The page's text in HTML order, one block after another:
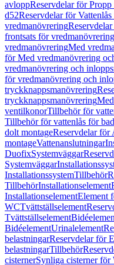
avloppReservdelar för
d52Reservdelar för
vredmanövrering
frontsats för vredmanövrering
vredmanövreringMed
för Med vredmanövrering
vredmanövrering och
för vredmanövrering och
tryckknappsmanövrering
tryckknappsmanövrering
ventilkonorTillbehör för
Tillbehör för vattenlås för
dolt montageReservdelar för
montageVattenanslutningar
DuofixSystemväggar
Systemväggar
InstallationssystemTillbehör
TillbehörInstallationselement
InstallationselementElement
WCTvättställselement
Tvättställselement
BidéelementUrinalelement
belastningarReservdelar för
belastningarTillbehör
cisternerSynliga cisterner för